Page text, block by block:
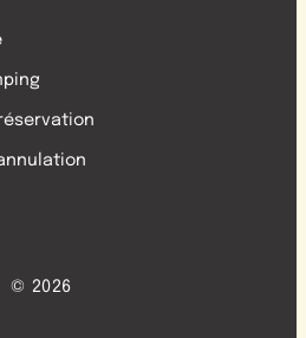
© 2026